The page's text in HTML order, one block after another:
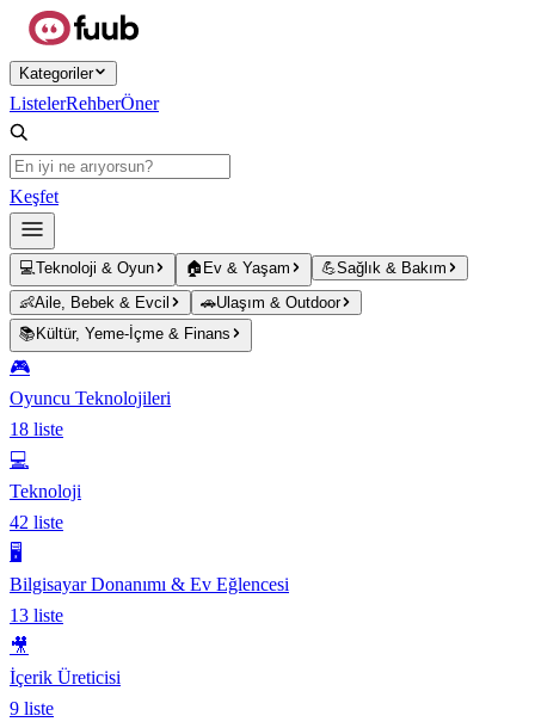
Ana içeriğe atla
Kategoriler
ListelerRehberÖner
Keşfet
💻Teknoloji & Oyun 🏠 Ev & Yaşam 💪Sağlık & Bakım
👶Aile, Bebek & Evcil 🚗Ulaşım & Outdoor
📚 Kültür, Yeme-İçme & Finans
🎮
Oyuncu Teknolojileri
18 liste
💻
Teknoloji
42 liste
🖥️
Bilgisayar Donanımı & Ev Eğlencesi
13 liste
🎥
İçerik Üreticisi
9 liste